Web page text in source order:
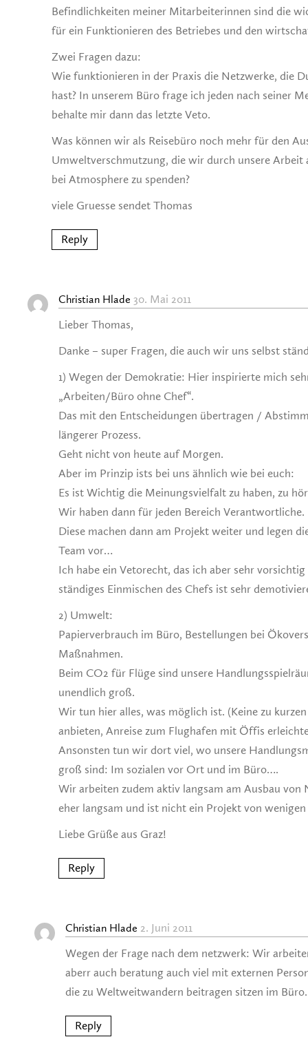
Befindlichkeiten meiner Mitarbeiterinnen sind die
für ein Funktionieren des Betriebes und den
Zwei Fragen dazu:
Wie funktionieren in der Praxis die Netzwerke, die
hast? In unserem Büro frage ich jeden nach seiner
behalte mir dann das letzte Veto.
Was können wir als Reisebüro noch mehr für den
Umweltverschmutzung, die wir durch unsere Arbeit
bei Atmosphere zu spenden?
viele Gruesse sendet Thomas
Reply
Christian Hlade 30. Mai 2011
Lieber Thomas,
Danke – super Fragen, die auch wir uns selbst
1) Wegen der Demokratie: Hier inspirierte mich
„Arbeiten/Büro ohne Chef“.
Das mit den Entscheidungen übertragen /
längerer Prozess.
Geht nicht von heute auf Morgen.
Aber im Prinzip ists bei uns ähnlich wie bei euch:
Es ist Wichtig die Meinungsvielfalt zu haben, zu
Wir haben dann für jeden Bereich Verantwortliche.
Diese machen dann am Projekt weiter und legen
Team vor…
Ich habe ein Vetorecht, das ich aber sehr
ständiges Einmischen des Chefs ist sehr
2) Umwelt:
Papierverbrauch im Büro, Bestellungen bei
Maßnahmen.
Beim CO2 für Flüge sind unsere
unendlich groß.
Wir tun hier alles, was möglich ist. (Keine zu
anbieten, Anreise zum Flughafen mit Öffis
Ansonsten tun wir dort viel, wo unsere
groß sind: Im sozialen vor Ort und im Büro….
Wir arbeiten zudem aktiv langsam am Ausbau von
eher langsam und ist nicht ein Projekt von
Liebe Grüße aus Graz!
Reply
Christian Hlade 2. Juni 2011
Wegen der Frage nach dem netzwerk: Wir
aberr auch beratung auch viel mit externen
die zu Weltweitwandern beitragen sitzen im
Reply